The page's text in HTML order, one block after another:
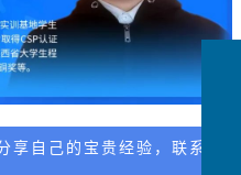
享自己的宝贵经验，联系：